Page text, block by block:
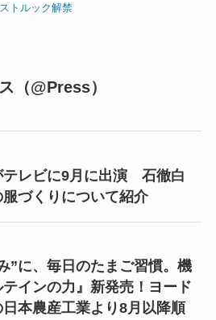
トルック解禁
（@Press）
テレビに9月に出演 石徹白
づくりについて紹介
”に、毎日のたまご習慣。機
インの力』新発売！ヨード
本農産工業より8月以降順